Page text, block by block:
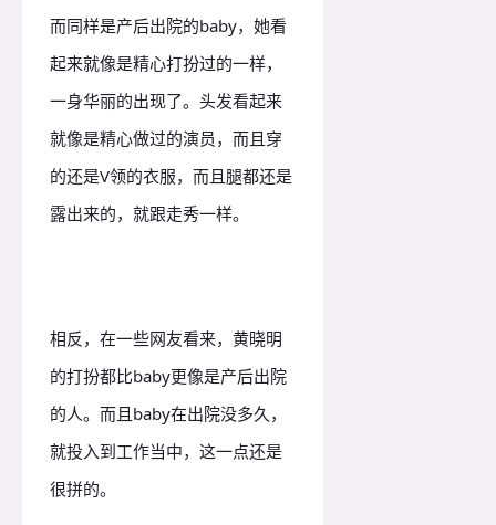
而同样是产后出院的baby，她看
起来就像是精心打扮过的一样，
一身华丽的出现了。头发看起来
就像是精心做过的演员，而且穿
的还是V领的衣服，而且腿都还是
露出来的，就跟走秀一样。
相反，在一些网友看来，黄晓明
的打扮都比baby更像是产后出院
的人。而且baby在出院没多久，
就投入到工作当中，这一点还是
很拼的。